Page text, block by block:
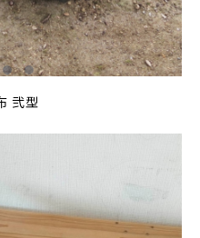
弐型